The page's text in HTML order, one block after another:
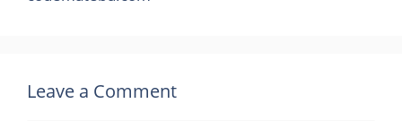
Leave a Comment